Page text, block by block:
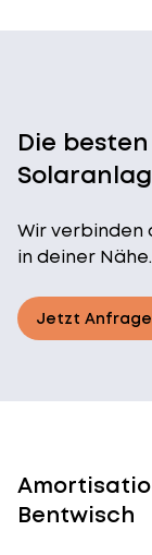
Die
Wir
in deiner Nähe.
Jetzt
Bentwisch